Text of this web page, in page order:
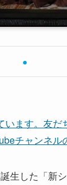
ます。友だ
チャンネル
生した「新